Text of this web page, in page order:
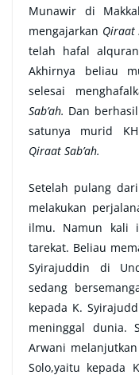
Munawir di
mengajarkan Qiraat
telah hafal
Akhirnya beliau
selesai
Sab’ah. Dan
satunya murid
Qiraat Sab’ah.
Setelah pulang
melakukan
ilmu. Namun kali
tarekat. Beliau
Syirajuddin di
sedang
kepada K.
meninggal dunia.
Arwani
Solo,yaitu kepada